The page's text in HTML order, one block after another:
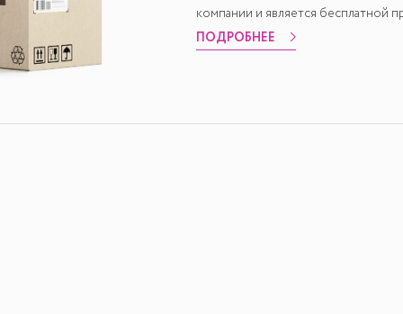
компании и является бесплатной
ПОДРОБНЕЕ